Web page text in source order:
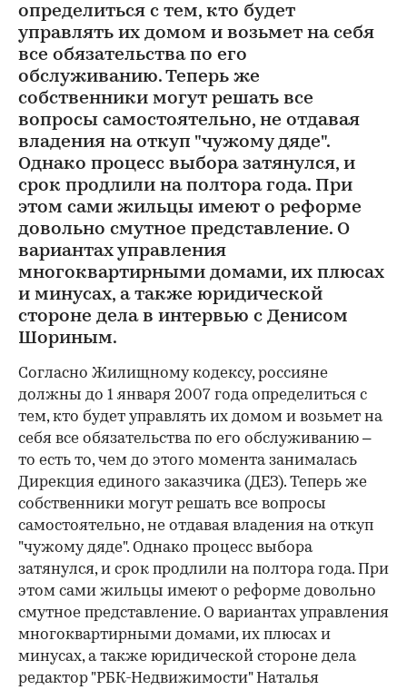
определиться с тем, кто будет
управлять их домом и возьмет на себя
все обязательства по его
обслуживанию. Теперь же
собственники могут решать все
вопросы самостоятельно, не отдавая
владения на откуп "чужому дяде".
Однако процесс выбора затянулся, и
срок продлили на полтора года. При
этом сами жильцы имеют о реформе
довольно смутное представление. О
вариантах управления
многоквартирными домами, их плюсах
и минусах, а также юридической
стороне дела в интервью с Денисом
Шориным.
Согласно Жилищному кодексу, россияне
должны до 1 января 2007 года определиться с
тем, кто будет управлять их домом и возьмет на
себя все обязательства по его обслуживанию –
то есть то, чем до этого момента занималась
Дирекция единого заказчика (ДЕЗ). Теперь же
собственники могут решать все вопросы
самостоятельно, не отдавая владения на откуп
"чужому дяде". Однако процесс выбора
затянулся, и срок продлили на полтора года. При
этом сами жильцы имеют о реформе довольно
смутное представление. О вариантах управления
многоквартирными домами, их плюсах и
минусах, а также юридической стороне дела
редактор "РБК-Недвижимости" Наталья